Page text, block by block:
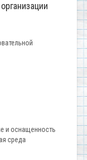
и оснащенность
среда